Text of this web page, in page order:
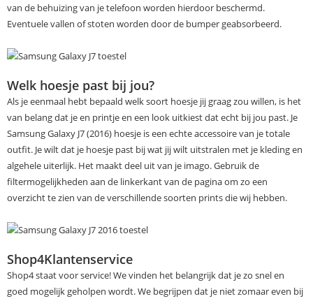
van de behuizing van je telefoon worden hierdoor beschermd.
Eventuele vallen of stoten worden door de bumper geabsorbeerd.
Welk hoesje past bij jou?
Als je eenmaal hebt bepaald welk soort hoesje jij graag zou willen, is het
van belang dat je en printje en een look uitkiest dat echt bij jou past. Je
Samsung Galaxy J7 (2016) hoesje is een echte accessoire van je totale
outfit. Je wilt dat je hoesje past bij wat jij wilt uitstralen met je kleding en
algehele uiterlijk. Het maakt deel uit van je imago. Gebruik de
filtermogelijkheden aan de linkerkant van de pagina om zo een
overzicht te zien van de verschillende soorten prints die wij hebben.
Shop4Klantenservice
Shop4 staat voor service! We vinden het belangrijk dat je zo snel en
goed mogelijk geholpen wordt. We begrijpen dat je niet zomaar even bij